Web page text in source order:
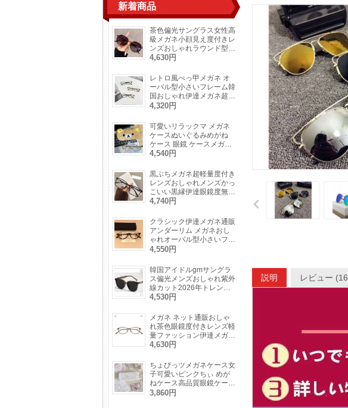
「 個性的多角形タイプ眼鏡ダテメガネフレーム韓国人気オルチャンお
」が02月15
サーモントメガネフレームおしゃれメンズ伊達メガネハーフリム
」が01月10
「サーモントメガネフレームおしゃれメンズ伊達メガネハーフリム度
」が01月10
新着商品
茶色偏光サングラス女性高
級メガネ小顔見え度付きレ
ンズおしゃれラウンド型流
行り2026年トレンド紫外
色ファッション
4,630円
レトロ風べっ甲メガネ オ
ーバル型小さいフレーム韓
国おしゃれ伊達メガネ超軽
量細いフレーム度付き度な
ョン鼈甲めがね
4,320円
可愛いリラックマ メガネ
ケースぬいぐるみめがね
ケース 眼鏡 ケースメガネ
収納耐衝撃サングラス入れ
4,540円
黒ぶちメガネ超軽量度付き
レンズおしゃれメンズかっ
こいい黒縁伊達眼鏡度無し
軽い素材レディース大人っ
ライトカット
4,740円
クラシック伊達メガネ通販
アンダーリム メガネおし
ゃれオーバル型小さいフレ
ームべっ甲柄かわいい度付
ディース下ぶちメガネ
4,550円
韓国アイドルgmサングラ
ス偏光メンズおしゃれ紫外
線カット2026年トレンド
高級レディースUVカット
トン型メガネ度なし黒縁
4,530円
メガネ ネット通販おしゃ
れ茶色眼鏡度付きレンズ軽
量ファッション伊達メガネ
軽い素材度なし小さいフレ
ネ細い
4,630円
ちょびっツメガネケース女
子可愛いピンクちぃ めが
ねケース高品質眼鏡ケース
メガネ収納誕生日 クリス
3,860円
説明 レビュー